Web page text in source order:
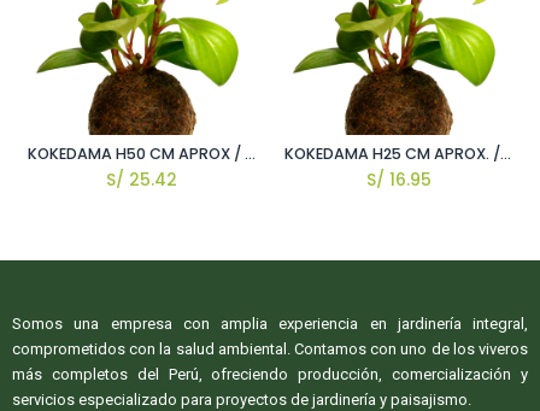
KOKEDAMA H50 CM APROX / GEN
S/ 25.42
KOKEDAMA H25 CM APROX. / GEN
S/ 16.95
Somos una empresa con amplia experiencia en jardinería integral,
comprometidos con la salud ambiental. Contamos con uno de los viveros
más completos del Perú, ofreciendo producción, comercialización y
servicios especializado para proyectos de jardinería y paisajismo.